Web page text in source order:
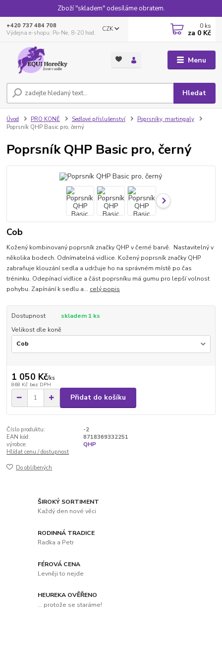
Zboží "skladem" odesíláme obratem.
Menu
CZK
Hledat
+420 737 484 708
Výdejna e-shopu: Po-Ne, 8-20 hod.
0 ks
za 0 Kč
Úvod PRO KONĚ Sedlové příslušenství
Poprsníky, martingaly
Poprsník QHP Basic pro, černý
Poprsník QHP Basic pro, černý
Cob
Kožený kombinovaný poprsník značky QHP v černé barvě. Nastavitelný v
několika bodech. Odnímatelná vidlice. Kožený poprsník značky QHP
zabraňuje klouzání sedla a udržuje ho na správném místě po čas
tréninku. Odepínací vidlice a část poprsníku má gumu pro lepší volnost
pohybu. Zapínání k sedlu a... celý popis
Dostupnost
skladem 1 ks
Velikost dle koně
1 050 Kč/ks
868 Kč bez DPH
Přidat do košíku
Číslo produktu:
-2
EAN kód:
8718369332251
výrobce:
QHP
Hlídat cenu / dostupnost
Do oblíbených
ŠIROKÝ SORTIMENT
Každý den nové věci
RODINNÁ TRADICE
Radka a Petr
FÉROVÁ CENA
Levněji to nejde
HEUREKA OVĚŘENO
... protože se staráme!